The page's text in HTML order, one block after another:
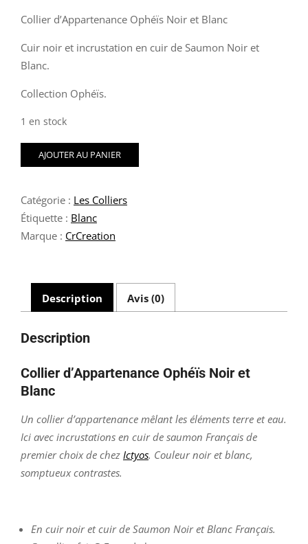
Collier d’Appartenance Ophéïs Noir et Blanc
Cuir noir et incrustation en cuir de Saumon Noir et
Blanc.
Collection Ophéïs.
1 en stock
quantité
Ophéïs
Noir
et
Blanc
AJOUTER AU PANIER
Catégorie : Les Colliers
Étiquette : Blanc
Marque : CrCreation
Description Avis (0)
Description
Collier d’Appartenance Ophéïs Noir et
Blanc
Un collier d’appartenance mêlant les éléments terre et eau.
Ici avec incrustations en cuir de saumon Français de
premier choix de chez Ictyos. Couleur noir et blanc,
somptueux contrastes.
En cuir noir et cuir de Saumon Noir et Blanc Français.